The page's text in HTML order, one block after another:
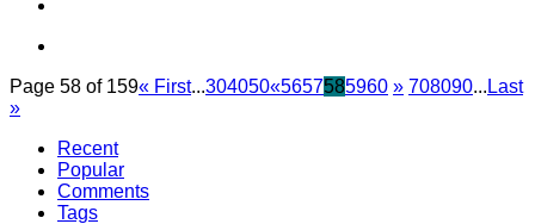
Page 58 of 159« First...304050«5657585960 » 708090... Last
»
Recent
Popular
Comments
Tags